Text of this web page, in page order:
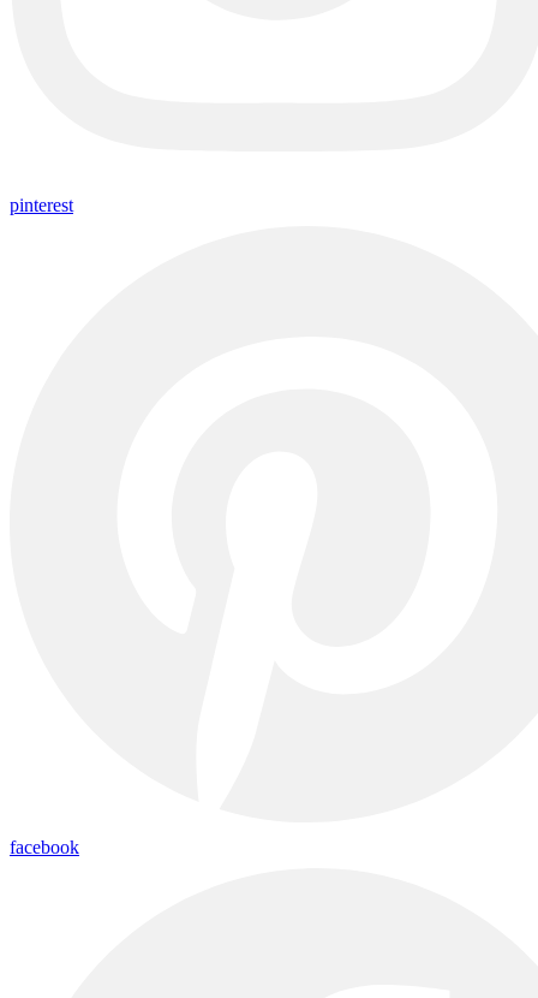
pinterest
facebook